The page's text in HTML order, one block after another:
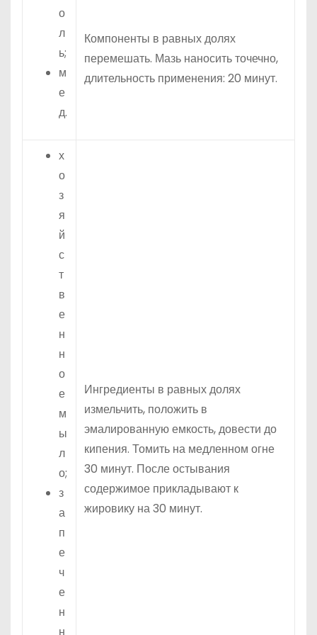
о
л
ь;
м
е
д.
Компоненты в равных долях
перемешать. Мазь наносить точечно,
длительность применения: 20 минут.
х
о
з
я
й
с
т
в
е
н
н
о
е
м
ы
л
о;
з
а
п
е
ч
е
н
Ингредиенты в равных долях
измельчить, положить в
эмалированную емкость, довести до
кипения. Томить на медленном огне
30 минут. После остывания
содержимое прикладывают к
жировику на 30 минут.